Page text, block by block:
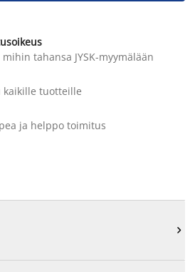
tahansa JYSK-myymälään
kaikille tuotteille
ja helppo toimitus
